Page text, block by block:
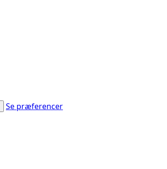
Se præferencer